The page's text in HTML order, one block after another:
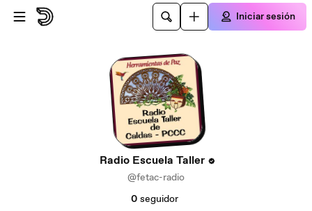
Saltar al contenido principal
Iniciar sesión
Radio Escuela Taller
@fetac-radio
0 seguidor